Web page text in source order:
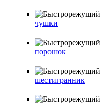
чушки
порошок
шестигранник